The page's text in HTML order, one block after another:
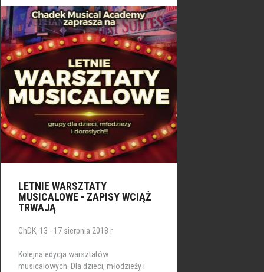
LETNIE WARSZTATY
MUSICALOWE - ZAPISY WCIĄŻ
TRWAJĄ
ChDK, 13 - 17 sierpnia 2018 r.
Kolejna edycja warsztatów
musicalowych. Dla dzieci, młodzieży i